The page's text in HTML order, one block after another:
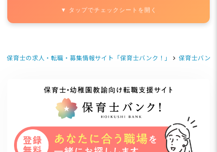
▼ タップでチェックシートを開く
保育士の求人・転職・募集情報サイト「保育士バンク！」 保育士バン